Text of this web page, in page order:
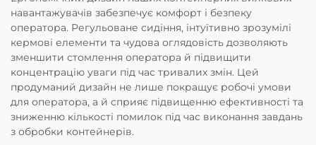
навантажувачів забезпечує комфорт і безпеку
оператора. Регульоване сидіння, інтуїтивно зрозумілі
кермові елементи та чудова оглядовість дозволяють
зменшити стомлення оператора й підвищити
концентрацію уваги під час тривалих змін. Цей
продуманий дизайн не лише покращує робочі умови
для оператора, а й сприяє підвищенню ефективності та
зниженню кількості помилок під час виконання завдань
з обробки контейнерів.